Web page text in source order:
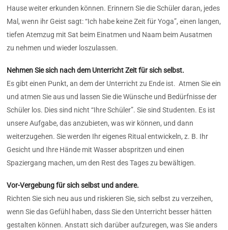
Hause weiter erkunden können. Erinnern Sie die Schüler daran, jedes
Mal, wenn ihr Geist sagt: “Ich habe keine Zeit für Yoga”, einen langen,
tiefen Atemzug mit Sat beim Einatmen und Naam beim Ausatmen
zu nehmen und wieder loszulassen.
Nehmen Sie sich nach dem Unterricht Zeit für sich selbst.
Es gibt einen Punkt, an dem der Unterricht zu Ende ist. Atmen Sie ein
und atmen Sie aus und lassen Sie die Wünsche und Bedürfnisse der
Schüler los. Dies sind nicht “Ihre Schüler”. Sie sind Studenten. Es ist
unsere Aufgabe, das anzubieten, was wir können, und dann
weiterzugehen. Sie werden Ihr eigenes Ritual entwickeln, z. B. Ihr
Gesicht und Ihre Hände mit Wasser abspritzen und einen
Spaziergang machen, um den Rest des Tages zu bewältigen.
Vor-Vergebung für sich selbst und andere.
Richten Sie sich neu aus und riskieren Sie, sich selbst zu verzeihen,
wenn Sie das Gefühl haben, dass Sie den Unterricht besser hätten
gestalten können. Anstatt sich darüber aufzuregen, was Sie anders